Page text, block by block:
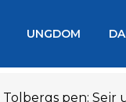
UNGDOM
Tolbergs pen: Sejr